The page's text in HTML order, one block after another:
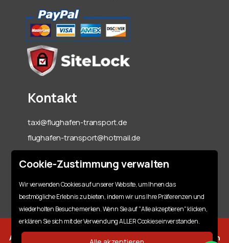
Cookie-Zustimmung verwalten
Wir verwenden Cookies auf unserer Website, um Ihnen das
bestmögliche Erlebnis zu bieten, indem wir uns Ihre Präferenzen und
wiederholten Besuche merken. Wenn Sie auf "Alle akzeptieren" klicken,
erklären Sie sich mit der Verwendung ALLER Cookies einverstanden.
Kontakt
taxi@flughafen-transport.de
flughafen-transport@hotmail.de
06142-70 55 60
+49 151 15317128
Alle Rechte Vorbehalten | © Copyright By A. A. Flughafen